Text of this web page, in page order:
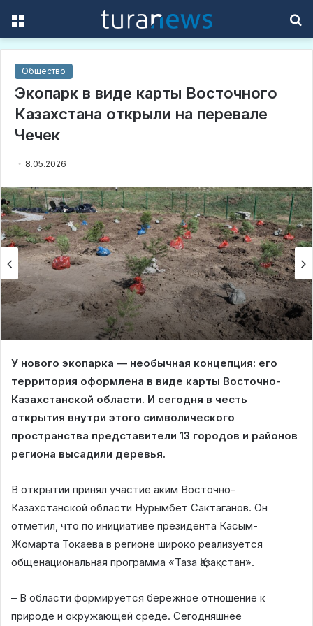
Общество
Экопарк в виде карты Восточного
Казахстана открыли на перевале
Чечек
8.05.2026
У нового экопарка — необычная концепция: его
территория оформлена в виде карты Восточно-
Казахстанской области. И сегодня в честь
открытия внутри этого символического
пространства представители 13 городов и районов
региона высадили деревья.
В открытии принял участие аким Восточно-
Казахстанской области Нурымбет Сактаганов. Он
отметил, что по инициативе президента Касым-
Жомарта Токаева в регионе широко реализуется
общенациональная программа «Таза Қазақстан».
– В области формируется бережное отношение к
природе и окружающей среде. Сегодняшнее